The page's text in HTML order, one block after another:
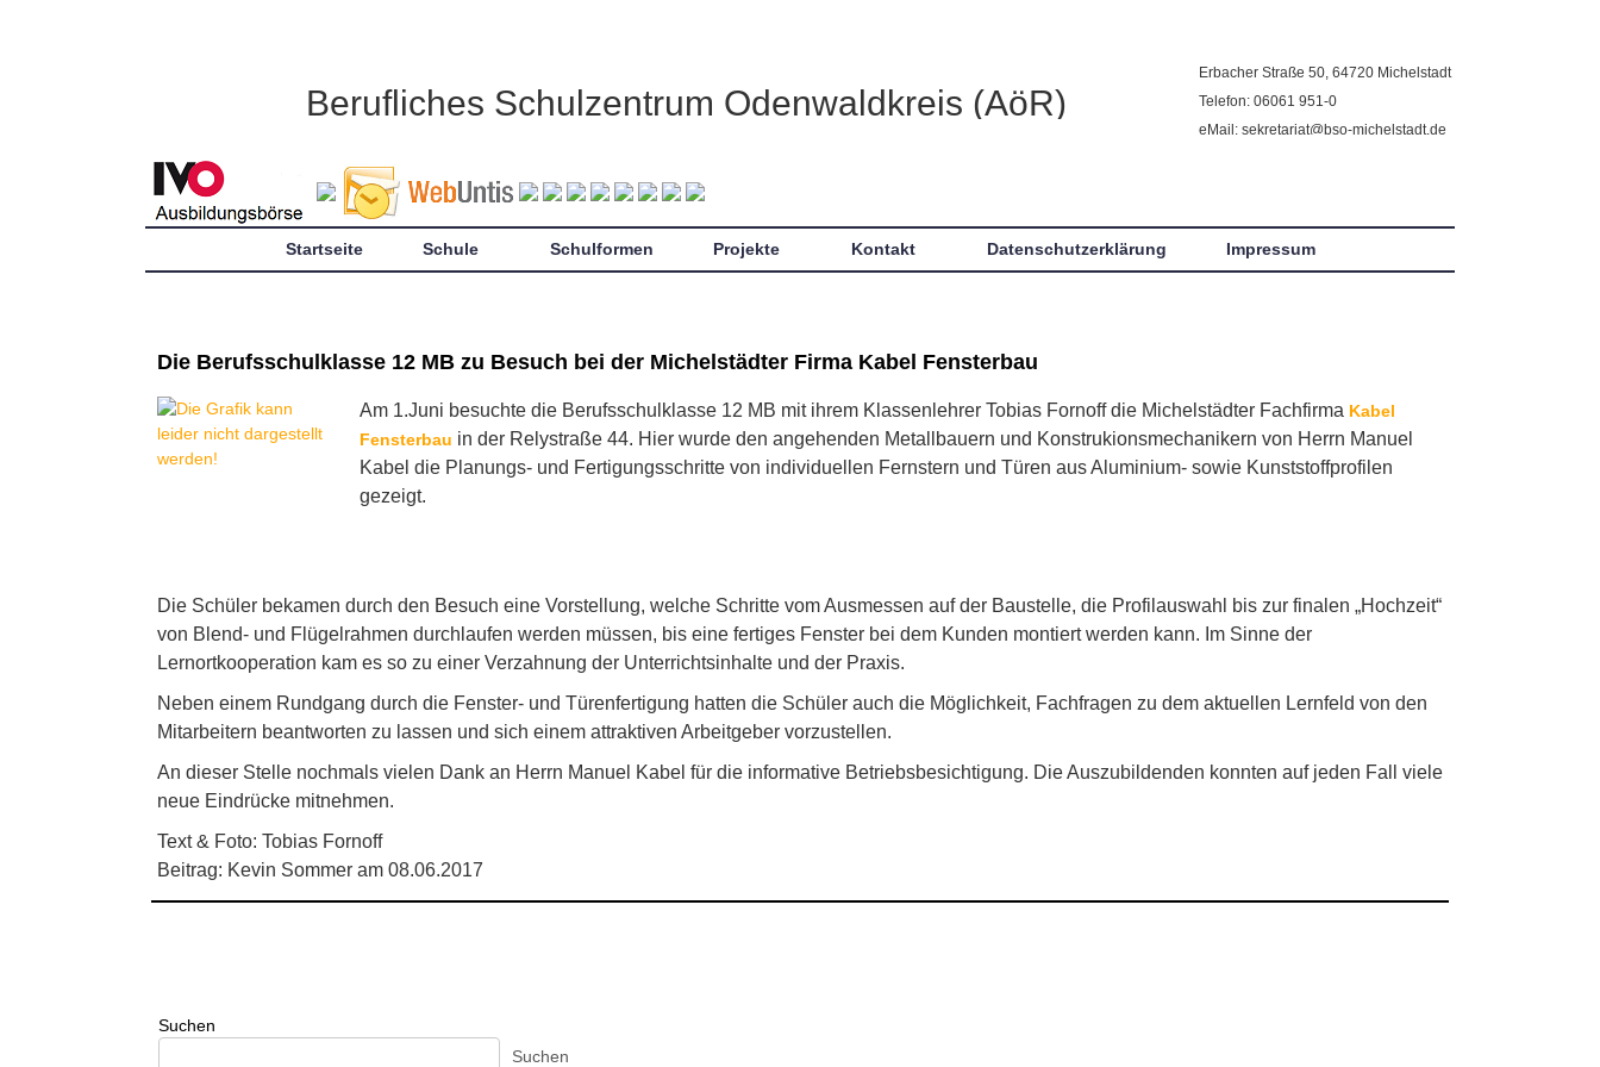
Berufliches Schulzentrum Odenwaldkreis (AöR)
Erbacher Straße 50, 64720 Michelstadt
Telefon: 06061 951-0
eMail: sekretariat@bso-michelstadt.de
Startseite Schule Schulformen Projekte Kontakt Datenschutzerklärung Impressum
Die Berufsschulklasse 12 MB zu Besuch bei der Michelstädter Firma Kabel Fensterbau
Am 1.Juni besuchte die Berufsschulklasse 12 MB mit ihrem Klassenlehrer Tobias Fornoff die Michelstädter Fachfirma Kabel
Fensterbau in der Relystraße 44. Hier wurde den angehenden Metallbauern und Konstrukionsmechanikern von Herrn Manuel
Kabel die Planungs- und Fertigungsschritte von individuellen Fernstern und Türen aus Aluminium- sowie Kunststoffprofilen
gezeigt.
Die Schüler bekamen durch den Besuch eine Vorstellung, welche Schritte vom Ausmessen auf der Baustelle, die Profilauswahl bis zur finalen „Hochzeit“
von Blend- und Flügelrahmen durchlaufen werden müssen, bis eine fertiges Fenster bei dem Kunden montiert werden kann. Im Sinne der
Lernortkooperation kam es so zu einer Verzahnung der Unterrichtsinhalte und der Praxis.
Neben einem Rundgang durch die Fenster- und Türenfertigung hatten die Schüler auch die Möglichkeit, Fachfragen zu dem aktuellen Lernfeld von den
Mitarbeitern beantworten zu lassen und sich einem attraktiven Arbeitgeber vorzustellen.
An dieser Stelle nochmals vielen Dank an Herrn Manuel Kabel für die informative Betriebsbesichtigung. Die Auszubildenden konnten auf jeden Fall viele
neue Eindrücke mitnehmen.
Text & Foto: Tobias Fornoff
Beitrag: Kevin Sommer am 08.06.2017
Suchen
Suchen